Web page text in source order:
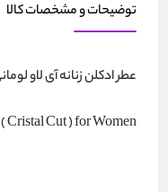
توضیحات و مشخصات کالا
عطر ادکلن زنانه آی لاو
Cut ) for Women